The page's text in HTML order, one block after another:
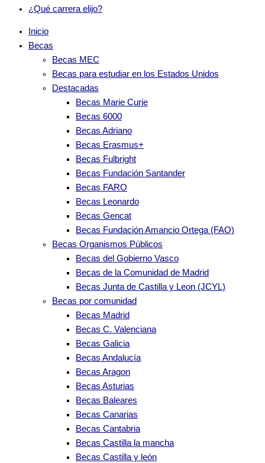
¿Qué carrera elijo?
Inicio
Becas
Becas MEC
Becas para estudiar en los Estados Unidos
Destacadas
Becas Marie Curie
Becas 6000
Becas Adriano
Becas Erasmus+
Becas Fulbright
Becas Fundación Santander
Becas FARO
Becas Leonardo
Becas Gencat
Becas Fundación Amancio Ortega (FAO)
Becas Organismos Públicos
Becas del Gobierno Vasco
Becas de la Comunidad de Madrid
Becas Junta de Castilla y Leon (JCYL)
Becas por comunidad
Becas Madrid
Becas C. Valenciana
Becas Galicia
Becas Andalucía
Becas Aragon
Becas Asturias
Becas Baleares
Becas Canarias
Becas Cantabria
Becas Castilla la mancha
Becas Castilla y león